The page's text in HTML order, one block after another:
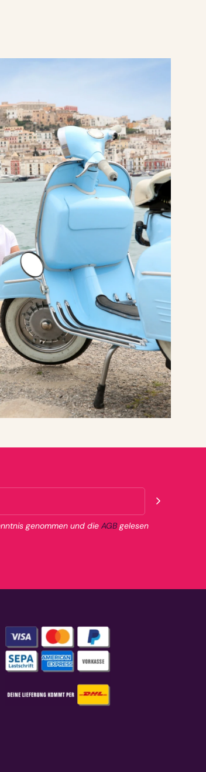
genommen und die AGBgelesen